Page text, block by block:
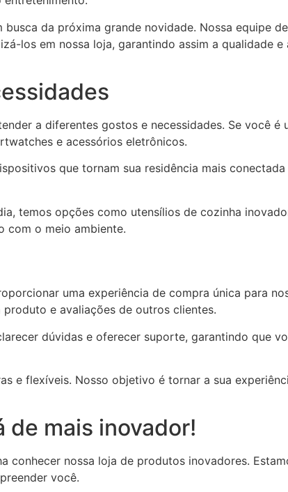
da próxima grande novidade. Nossa equipe
los em nossa loja, garantindo assim a qualidade
a diferentes gostos e necessidades. Se você é
e acessórios eletrônicos.
que tornam sua residência mais
temos opções como utensílios de cozinha
com o meio ambiente.
uma experiência de compra única para
e avaliações de outros clientes.
dúvidas e oferecer suporte, garantindo que
e flexíveis. Nosso objetivo é tornar a sua
de mais inovador!
conhecer nossa loja de produtos inovadores.
você.